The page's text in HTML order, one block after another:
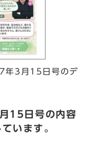
年3月15日号のデ
15日号の内容
います。